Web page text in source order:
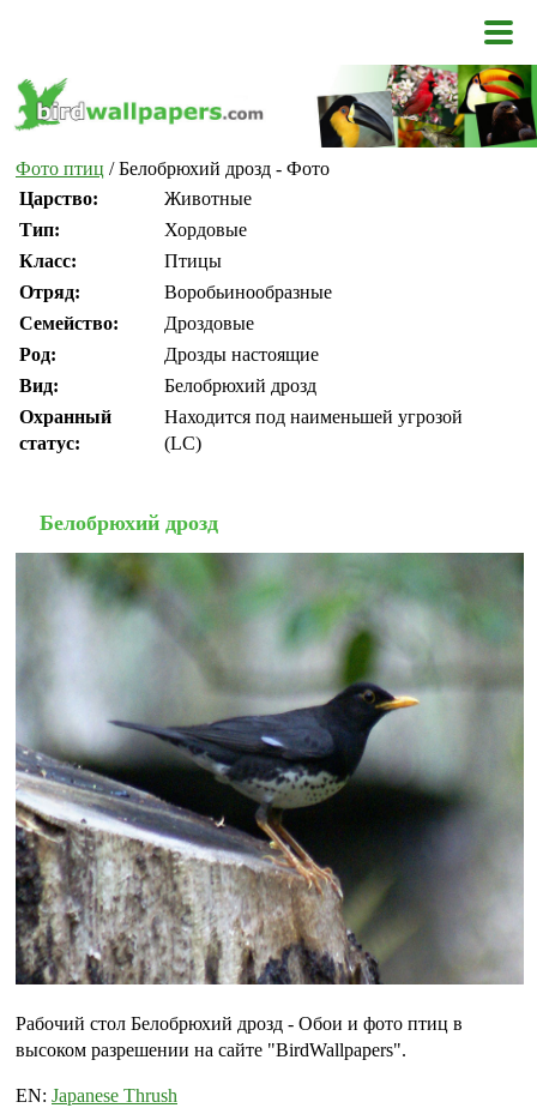
Фото птиц / Белобрюхий дрозд - Фото
Царство:
Животные
Тип:
Хордовые
Класс:
Птицы
Отряд:
Воробьинообразные
Семейство:
Дроздовые
Род:
Дрозды настоящие
Вид:
Белобрюхий дрозд
Охранный
статус:
Находится под наименьшей угрозой
(LC)
Белобрюхий дрозд
Рабочий стол Белобрюхий дрозд - Обои и фото птиц в
высоком разрешении на сайте "BirdWallpapers".
EN: Japanese Thrush